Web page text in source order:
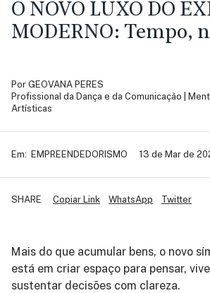
O NOVO LUXO DO
MODERNO: Tempo,
Por GEOVANA PERES
Profissional da Dança e da Comunicação |
Artísticas
Em: EMPREENDEDORISMO 13 de Mar de
Copiar Link WhatsApp Twitter
SHARE
Mais do que acumular bens, o novo
está em criar espaço para pensar,
sustentar decisões com clareza.